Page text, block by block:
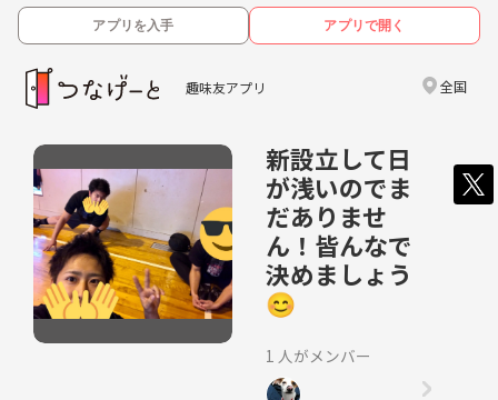
アプリを入手 アプリで開く
趣味友アプリ 全国
新設立して日
が浅いのでま
だありませ
ん！皆んなで
決めましょう
😊
1 人がメンバー